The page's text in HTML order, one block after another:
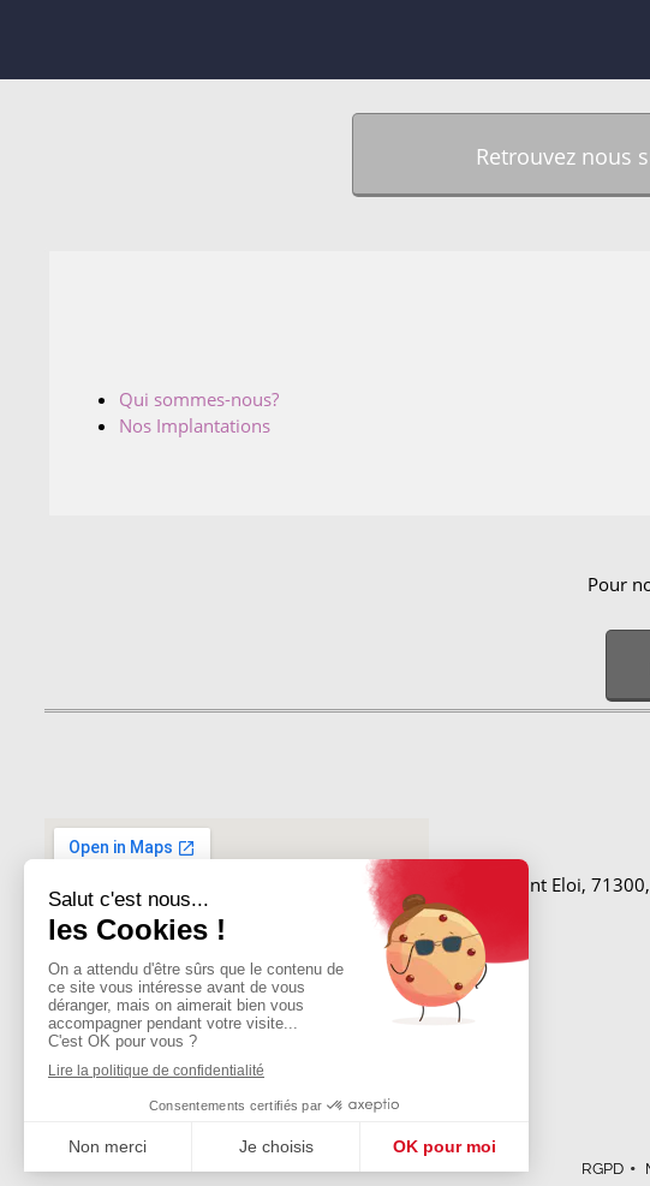
Retrouvez nous
Qui sommes-nous?
Nos Implantations
Pour
9 A rue Saint Eloi,
Copyright © Apor2026
RGPD